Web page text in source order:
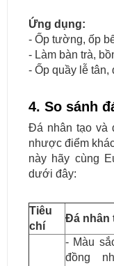
Ứng dụng:
- Ốp tường, ốp
- Làm bàn trà,
- Ốp quầy lễ tân,
4. So sánh
Đá nhân tạo và
nhược điểm
này hãy cùng
dưới đây:
Tiêu
chí
Đá nhân
- Màu
đồng